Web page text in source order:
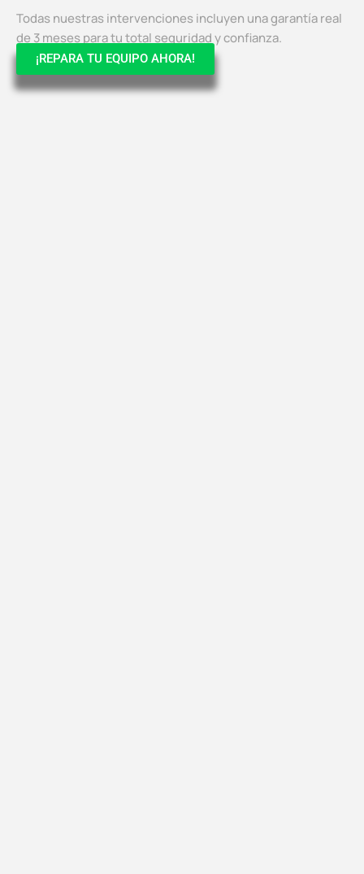
Todas nuestras intervenciones incluyen una garantía real
de 3 meses para tu total seguridad y confianza.
¡REPARA TU EQUIPO AHORA!